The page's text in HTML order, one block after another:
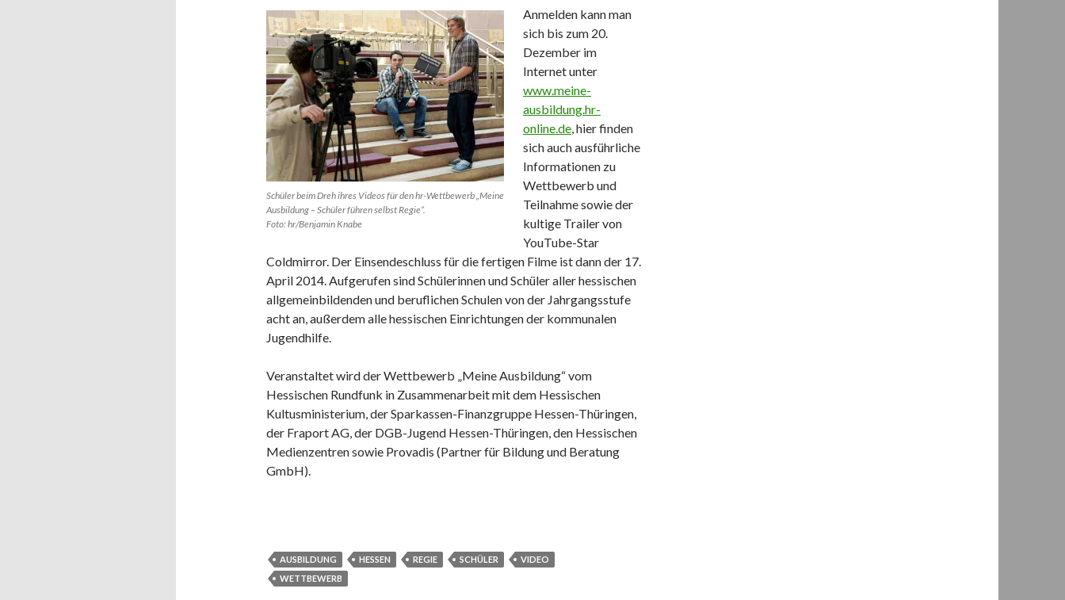
Schüler beim Dreh ihres Videos für den hr-Wettbewerb „Meine
Ausbildung – Schüler führen selbst Regie“.
Foto: hr/Benjamin Knabe
Anmelden kann man
sich bis zum 20.
Dezember im
Internet unter
www.meine-
ausbildung.hr-
online.de, hier finden
sich auch ausführliche
Informationen zu
Wettbewerb und
Teilnahme sowie der
kultige Trailer von
YouTube-Star
Coldmirror. Der Einsendeschluss für die fertigen Filme ist dann der 17.
April 2014. Aufgerufen sind Schülerinnen und Schüler aller hessischen
allgemeinbildenden und beruflichen Schulen von der Jahrgangsstufe
acht an, außerdem alle hessischen Einrichtungen der kommunalen
Jugendhilfe.
Veranstaltet wird der Wettbewerb „Meine Ausbildung“ vom
Hessischen Rundfunk in Zusammenarbeit mit dem Hessischen
Kultusministerium, der Sparkassen-Finanzgruppe Hessen-Thüringen,
der Fraport AG, der DGB-Jugend Hessen-Thüringen, den Hessischen
Medienzentren sowie Provadis (Partner für Bildung und Beratung
GmbH).
AUSBILDUNG HESSEN REGIE SCHÜLER
VIDEO
WETTBEWERB